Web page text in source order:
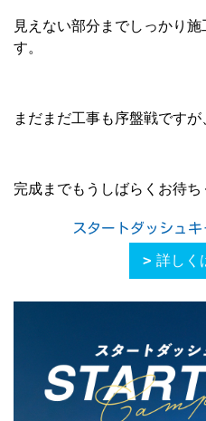
見えない部分までしっかり
す。
まだまだ工事も序盤戦ですが
完成までもうしばらくお待ち
スタートダッシュキ
詳しく